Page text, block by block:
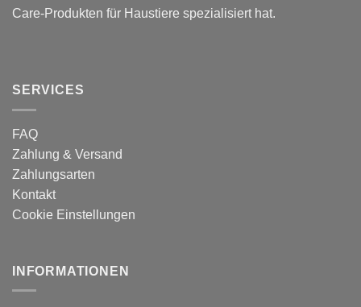
Care-Produkten für Haustiere spezialisiert hat.
SERVICES
FAQ
Zahlung & Versand
Zahlungsarten
Kontakt
Cookie Einstellungen
INFORMATIONEN